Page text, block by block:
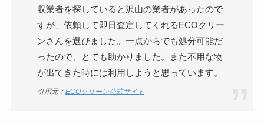
収業者を探していると沢山の業者があったので
すが、依頼して即日査定してくれるECOクリー
ンさんを選びました。一点からでも処分可能だ
ったので、とても助かりました。また不用な物
が出てきた時には利用しようと思っています。
引用元： ECOクリーン公式サイト